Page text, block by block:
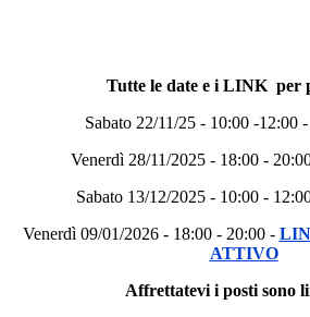
Tutte le date e i LINK per
Sabato 22/11/25 - 10:00 -12:00 -
Venerdì 28/11/2025 - 18:00 -
Sabato 13/12/2025 - 10:00 -
Venerdì 09/01/2026 - 18:00 - 20:00 -
ATTIVO
Affrettatevi i posti sono